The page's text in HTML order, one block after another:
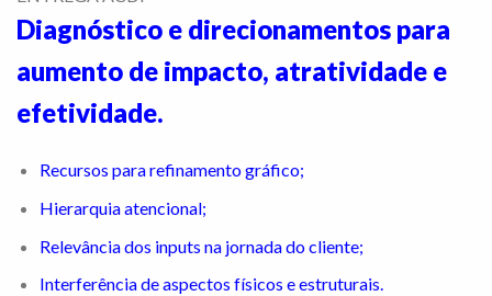
Diagnóstico e direcionamentos para
aumento de impacto, atratividade e
efetividade.
Recursos para refinamento gráfico;
Hierarquia atencional;
Relevância dos inputs na jornada do cliente;
Interferência de aspectos físicos e estruturais.